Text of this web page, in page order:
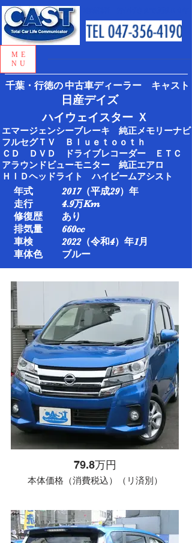
千葉・行徳の中古車ディーラー キャスト
ME
NU
日産デイズ
​ハイウェイスター Ｘ
エマージェンシーブレーキ 純正メモリーナ
フルセグＴＶ Ｂｌｕｅｔｏｏｔｈ
ＣＤ ＤＶＤ ドライブレコーダー ＥＴ
アラウンドビューモニター 純正エアロ
ＨＩＤヘッドライト ハイビームアシス
年式 2017（平成29）年
走行 4.9万Km​
修復歴 あり
排気量 660cc
車検 2022（令和4）年1月​
車体色 ブルー
79.8万円
本体価格（消費税込）（リ済別）